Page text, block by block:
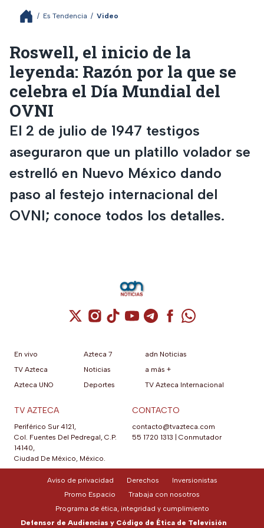
/ Es Tendencia / Video
Roswell, el inicio de la
leyenda: Razón por la que se
celebra el Día Mundial del
OVNI
El 2 de julio de 1947 testigos
aseguraron que un platillo volador se
estrelló en Nuevo México dando
paso al festejo internacional del
OVNI; conoce todos los detalles.
Cuenta de X / Twitter (se abre en una
Cuenta de Instagram (se abre en una
Cuenta de TikTok (se abre en
Cuenta de YouTube (se abre
Cuenta de Telegram (se
Cuenta de
Cuenta de
En vivo
TV Azteca
Azteca UNO
Azteca 7
Noticias
Deportes
adn Noticias
a más +
TV Azteca Internacional
TV AZTECA
Periférico Sur 4121,
Col. Fuentes Del Pedregal, C.P.
14140,
Ciudad De México, México.
CONTACTO
contacto@tvazteca.com
55 1720 1313 | Conmutador
Aviso de privacidad Derechos
Inversionistas
Promo Espacio
Trabaja con nosotros
Programa de ética, integridad y cumplimiento
Defensor de Audiencias y Código de Ética de Televisión